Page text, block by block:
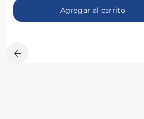
Agregar al carrito